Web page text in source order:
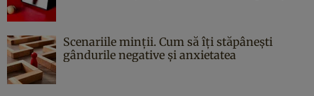
Scenariile minții. Cum să îți stăpânești
gândurile negative și anxietatea